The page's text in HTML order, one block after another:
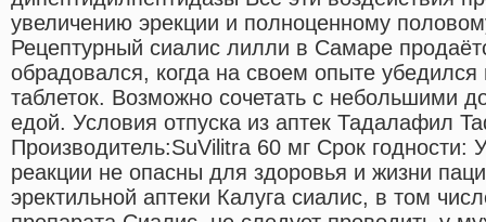
увеличению эрекции и полноценному
Рецептурный сиалис лилли в Самаре
обрадовался, когда на своем опыте
таблеток. Возможно сочетать с небольшими
едой. Условия отпуска из аптек Тадалафил
Производитель:SuVilitra 60 мг Срок годности:
реакции не опасны для здоровья и жизни
эректильной аптеки Калуга сиалис, в том